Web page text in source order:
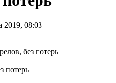
2019, 08:03
потерь